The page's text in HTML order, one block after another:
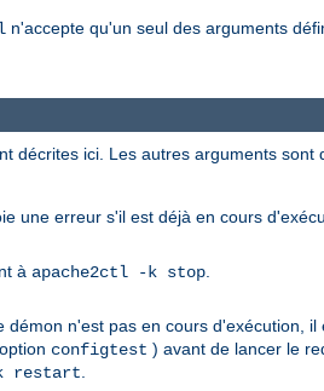
n'accepte qu'un seul des arguments
décrites ici. Les autres arguments
une erreur s'il est déjà en cours
à apache2ctl -k stop
démon n'est pas en cours d'exécution,
configtest ) avant de lancer le
restart